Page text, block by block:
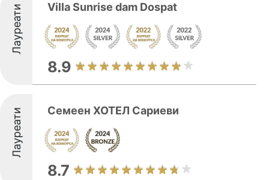
Лауреати Villa Sunrise dam Dospat
8.9
Лауреати Семеен ХОТЕЛ Сариеви
8.7